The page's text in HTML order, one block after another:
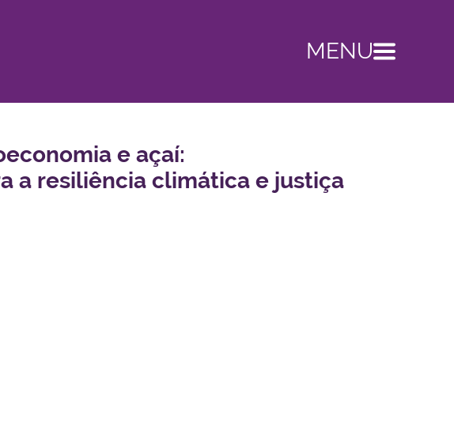
MENU
e açaí:
a resiliência climática e justiça